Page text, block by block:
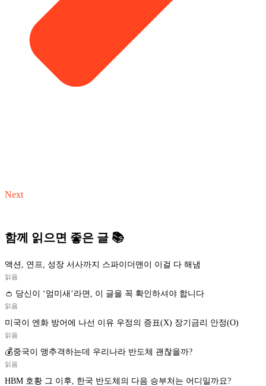
Next
함께 읽으면 좋은 글 📚
액션, 연프, 성장 서사까지 스파이더맨이 이걸 다 해냄
읽음
👛 당신이 ‘엄미새’라면, 이 글을 꼭 확인하셔야 합니다
읽음
미국이 엔화 방어에 나선 이유 우정의 증표(X) 장기금리 안정(O)
읽음
💰중국이 맹추격하는데 우리나라 반도체 괜찮을까?
읽음
HBM 호황 그 이후, 한국 반도체의 다음 승부처는 어디일까요?